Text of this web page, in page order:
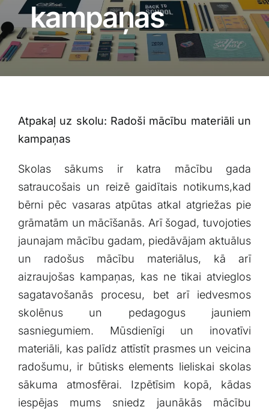
Blogs
Attēlu galerija
Par mums
Vakances
BUJ
Kontakti
Klientu portāls
kampaņas
Atpakaļ uz skolu: Radoši ⁤mācību materiāli ​un
kampaņas
Skolas sākums ir‌ katra mācību ‍gada
satraucošais un reizē gaidītais ⁢notikums,kad⁤
bērni pēc vasaras atpūtas atkal atgriežas pie
grāmatām⁢ un ⁣mācīšanās. Arī‌ šogad, tuvojoties
jaunajam mācību ⁣gadam, piedāvājam aktuālus⁤
un radošus mācību​ materiālus, kā arī⁢
aizraujošas ‍kampaņas, kas‍ ne‍ tikai ⁤atvieglos
sagatavošanās procesu, bet arī‍ iedvesmos
skolēnus un pedagogus ‍jauniem
⁢sasniegumiem. ⁤Mūsdienīgi ⁢un⁢ inovatīvi
materiāli, kas⁤ palīdz attīstīt prasmes⁤ un veicina
radošumu, ir būtisks elements lieliskai skolas
sākuma atmosfērai. Izpētīsim kopā, ‍kādas
⁣iespējas​ mums sniedz jaunākās mācību‌